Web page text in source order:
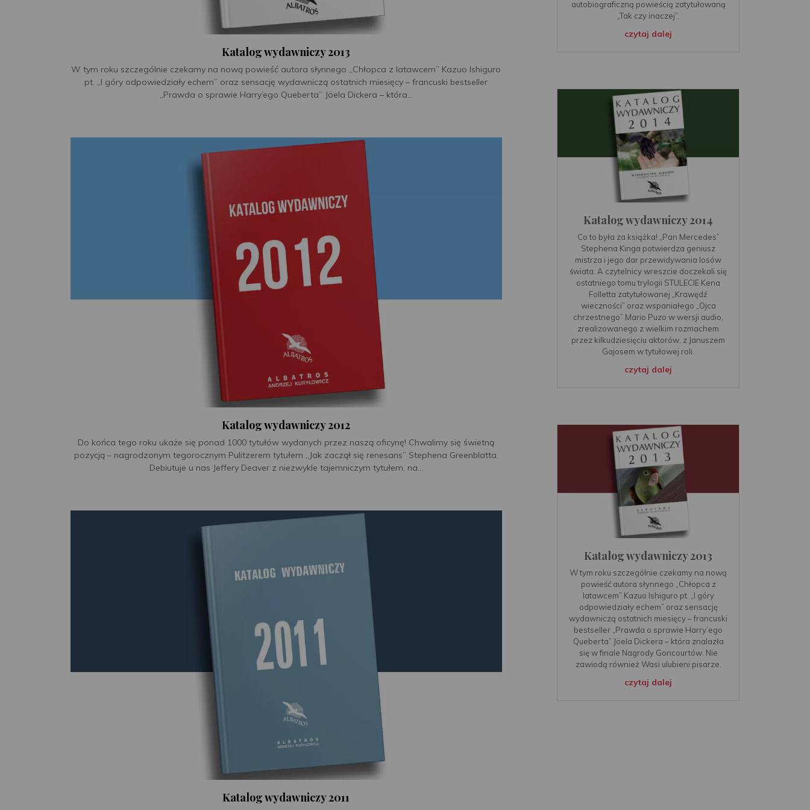
Katalog wydawniczy 2013
W tym roku szczególnie czekamy na nową powieść autora słynnego „Chłopca z latawcem” Kazuo Ishiguro
pt. „I góry odpowiedziały echem” oraz sensację wydawniczą ostatnich miesięcy – francuski bestseller
„Prawda o sprawie Harry’ego Queberta” Jöela Dickera – która...
Katalog wydawniczy 2012
Do końca tego roku ukaże się ponad 1000 tytułów wydanych przez naszą oficynę! Chwalimy się świetną
pozycją – nagrodzonym tegorocznym Pulitzerem tytułem „Jak zaczął się renesans” Stephena Greenblatta.
Debiutuje u nas Jeffery Deaver z niezwykle tajemniczym tytułem, na...
Katalog wydawniczy 2011
autobiograficzną powieścią zatytułowaną
„Tak czy inaczej”.
czytaj dalej
Katalog wydawniczy 2014
Co to była za książka! „Pan Mercedes”
Stephena Kinga potwierdza geniusz
mistrza i jego dar przewidywania losów
świata. A czytelnicy wreszcie doczekali się
ostatniego tomu trylogii STULECIE Kena
Folletta zatytułowanej „Krawędź
wieczności” oraz wspaniałego „Ojca
chrzestnego” Mario Puzo w wersji audio,
zrealizowanego z wielkim rozmachem
przez kilkudziesięciu aktorów, z Januszem
Gajosem w tytułowej roli.
czytaj dalej
Katalog wydawniczy 2013
W tym roku szczególnie czekamy na nową
powieść autora słynnego „Chłopca z
latawcem” Kazuo Ishiguro pt. „I góry
odpowiedziały echem” oraz sensację
wydawniczą ostatnich miesięcy – francuski
bestseller „Prawda o sprawie Harry’ego
Queberta” Jöela Dickera – która znalazła
się w finale Nagrody Goncourtów. Nie
zawiodą również Wasi ulubieni pisarze.
czytaj dalej